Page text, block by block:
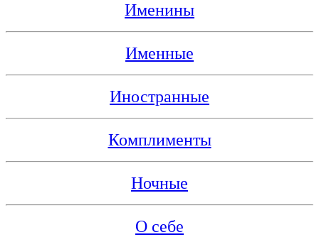
Именины
Именные
Иностранные
Комплименты
Ночные
О себе